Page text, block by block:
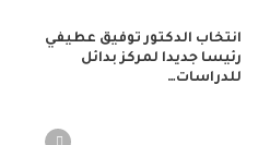
انتخاب الدكتور توفيق عطيفي
رئيسا جديدا لمركز بدائل
للدراسات…